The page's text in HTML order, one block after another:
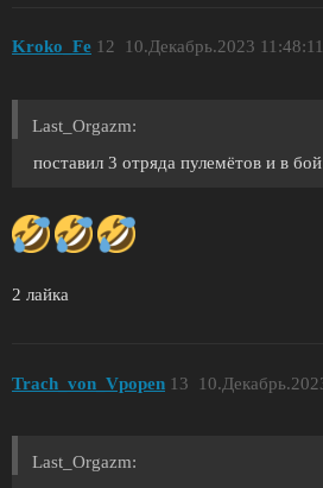
Kroko_Fe 10.Декабрь.2023 11:48:11
12
Last_Orgazm:
поставил 3 отряда пулемётов и в бой
2 лайка
Trach_von_Vpopen 13
Last_Orgazm: